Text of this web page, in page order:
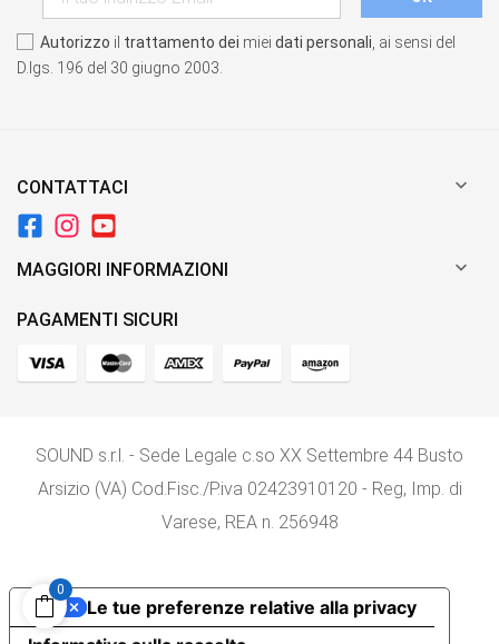
Autorizzo il trattamento dei miei dati personali , ai sensi del
D.lgs. 196 del 30 giugno 2003.
CONTATTACI 
MAGGIORI INFORMAZIONI 
PAGAMENTI SICURI
SOUND s.r.l. - Sede Legale c.so XX Settembre 44 Busto
Arsizio (VA) Cod.Fisc./P.iva 02423910120 - Reg, Imp. di
Varese, REA n. 256948
0
Le tue preferenze relative alla privacy